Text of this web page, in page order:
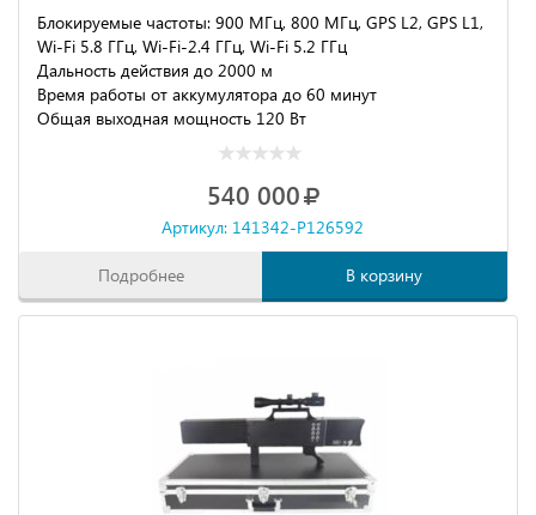
Блокируемые частоты: 900 МГц, 800 МГц, GPS L2, GPS L1,
Wi-Fi 5.8 ГГц, Wi-Fi-2.4 ГГц, Wi-Fi 5.2 ГГц
Дальность действия до 2000 м
Время работы от аккумулятора до 60 минут
Общая выходная мощность 120 Вт
540 000
Артикул: 141342-P126592
Подробнее В корзину